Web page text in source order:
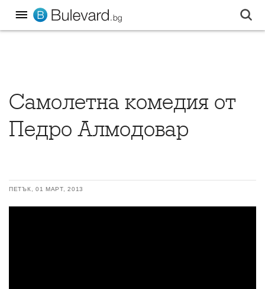
Самолетна комедия от
Педро Алмодовар
ПЕТЪК, 01 МАРТ, 2013